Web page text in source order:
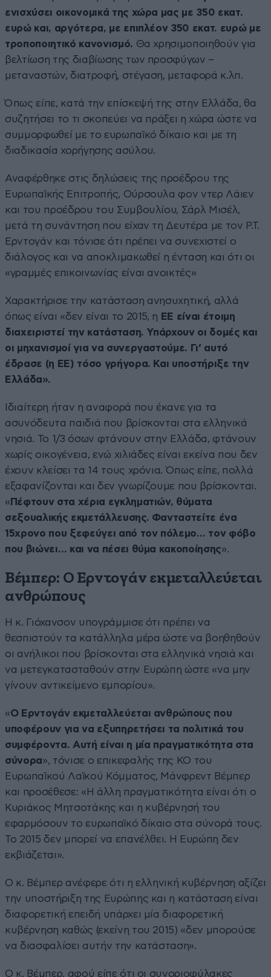
ενισχύσει οικονομικά της χώρα μας με 350 εκατ.
ευρώ και, αργότερα, με επιπλέον 350 εκατ. ευρώ με
τροποποιητικό κανονισμό. Θα χρησιμοποιηθούν για
βελτίωση της διαβίωσης των προσφύγων –
μεταναστών, διατροφή, στέγαση, μεταφορά κ.λπ.
Όπως είπε, κατά την επίσκεψή της στην Ελλάδα, θα
συζητήσει το τι σκοπεύει να πράξει η χώρα ώστε να
συμμορφωθεί με το ευρωπαϊκό δίκαιο και με τη
διαδικασία χορήγησης ασύλου.
Αναφέρθηκε στις δηλώσεις της προέδρου της
Ευρωπαϊκής Επιτροπής, Ούρσουλα φον ντερ Λάιεν
και του προέδρου του Συμβουλίου, Σάρλ Μισέλ,
μετά τη συνάντηση που είχαν τη Δευτέρα με τον Ρ.Τ.
Ερντογάν και τόνισε ότι πρέπει να συνεχιστεί ο
διάλογος και να αποκλιμακωθεί η ένταση και ότι οι
«γραμμές επικοινωνίας είναι ανοικτές»
Χαρακτήρισε την κατάσταση ανησυχητική, αλλά
όπως είναι «δεν είναι το 2015, η ΕΕ είναι έτοιμη
διαχειριστεί την κατάσταση. Υπάρχουν οι δομές και
οι μηχανισμοί για να συνεργαστούμε. Γι’ αυτό
έδρασε (η ΕΕ) τόσο γρήγορα. Και υποστήριξε την
Ελλάδα».
Ιδιαίτερη ήταν η αναφορά που έκανε για τα
ασυνόδευτα παιδιά που βρίσκονται στα ελληνικά
νησιά. Το 1/3 όσων φτάνουν στην Ελλάδα, φτάνουν
χωρίς οικογένεια, ενώ χιλιάδες είναι εκείνα που δεν
έχουν κλείσει τα 14 τους χρόνια. Όπως είπε, πολλά
εξαφανίζονται και δεν γνωρίζουμε που βρίσκονται.
« Πέφτουν στα χέρια εγκληματιών, θύματα
σεξουαλικής εκμετάλλευσης. Φανταστείτε ένα
15χρονο που ξεφεύγει από τον πόλεμο… τον φόβο
που βιώνει… και να πέσει θύμα κακοποίησης».
Βέμπερ: Ο Ερντογάν εκμεταλλεύεται
ανθρώπους
Η κ. Γιόχανσον υπογράμμισε ότι πρέπει να
θεσπιστούν τα κατάλληλα μέρα ώστε να βοηθηθούν
οι ανήλικοι που βρίσκονται στα ελληνικά νησιά και
να μετεγκατασταθούν στην Ευρώπη ώστε «να μην
γίνουν αντικείμενο εμπορίου».
«Ο Ερντογάν εκμεταλλεύεται ανθρώπους που
υποφέρουν για να εξυπηρετήσει τα πολιτικά του
συμφέροντα. Αυτή είναι η μία πραγματικότητα στα
σύνορα», τόνισε ο επικεφαλής της ΚΟ του
Ευρωπαϊκού Λαϊκού Κόμματος, Μάνφρεντ Βέμπερ
και προσέθεσε: «Η άλλη πραγματικότητα είναι ότι ο
Κυριάκος Μητσοτάκης και η κυβέρνησή του
εφαρμόσουν το ευρωπαϊκό δίκαιο στα σύνορά τους.
Το 2015 δεν μπορεί να επανέλθει. Η Ευρώπη δεν
εκβιάζεται».
Ο κ. Βέμπερ ανέφερε ότι η ελληνική κυβέρνηση αξίζει
την υποστήριξη της Ευρώπης και η κατάσταση είναι
διαφορετική επειδή υπάρχει μία διαφορετική
κυβέρνηση καθώς (εκείνη του 2015) «δεν μπορούσε
να διασφαλίσει αυτήν την κατάσταση».
Ο κ. Βέμπερ, αφού είπε ότι οι συνοριοφύλακες